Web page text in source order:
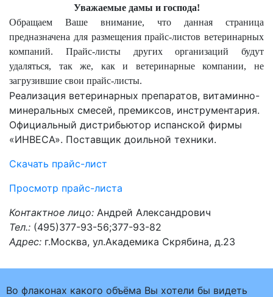
Уважаемые дамы и господа!
Обращаем Ваше внимание, что данная страница
предназначена для размещения прайс-листов ветеринарных
компаний. Прайс-листы других организаций будут
удаляться, так же, как и ветеринарные компании, не
загрузившие свои прайс-листы.
Реализация ветеринарных препаратов, витаминно-
минеральных смесей, премиксов, инструментария.
Официальный дистрибьютор испанской фирмы
«ИНВЕСА». Поставщик доильной техники.
Скачать прайс-лист
Просмотр прайс-листа
Контактное лицо: Андрей Александрович
Тел.: (495)377-93-56;377-93-82
Адрес: г.Москва, ул.Академика Скрябина, д.23
Во флаконах какого объёма Вы хотели бы видеть